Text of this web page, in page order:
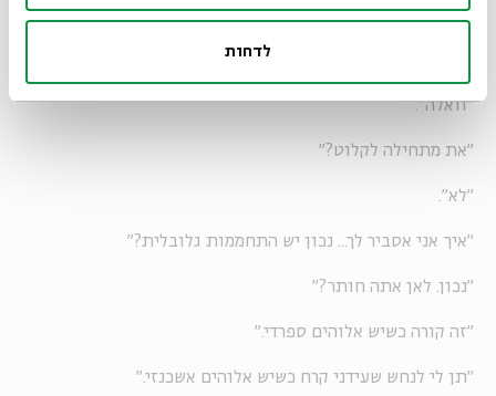
לדחות
"מה באמת?"
"וואלה".
"את מתחילה לקלוט?"
"לא".
"איך אני אסביר לך... נכון יש התחממות גלובלית?"
"נכון. לאן אתה חותר?"
"זה קורה כשיש אלוהים ספרדי."
"תן לי לנחש שעידני קרח כשיש אלוהים אשכנזי."